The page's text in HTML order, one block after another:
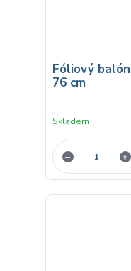
Fóliový
76 cm
Skladem